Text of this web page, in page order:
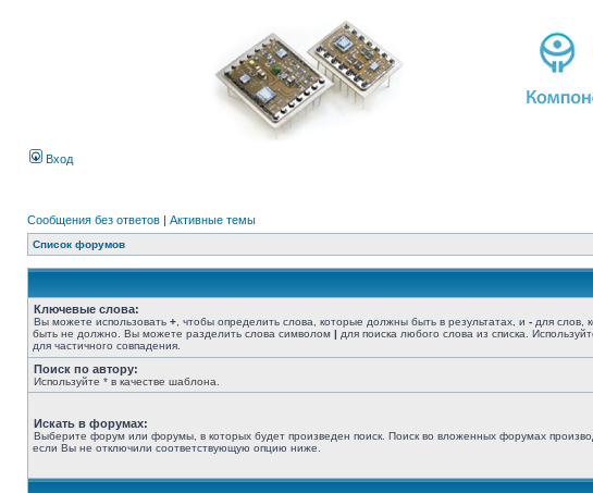
Вход
Сообщения без ответов | Активные темы
Список форумов
Ключевые слова:
Вы можете использовать + , чтобы определить слова, которые должны быть в результатах, и - для слов,
быть не должно. Вы можете разделить слова символом | для поиска любого слова из списка.
для частичного совпадения.
Поиск по автору:
Используйте * в качестве шаблона.
Искать в форумах:
Выберите форум или форумы, в которых будет произведен поиск. Поиск во вложенных форумах
если Вы не отключили соответствующую опцию ниже.